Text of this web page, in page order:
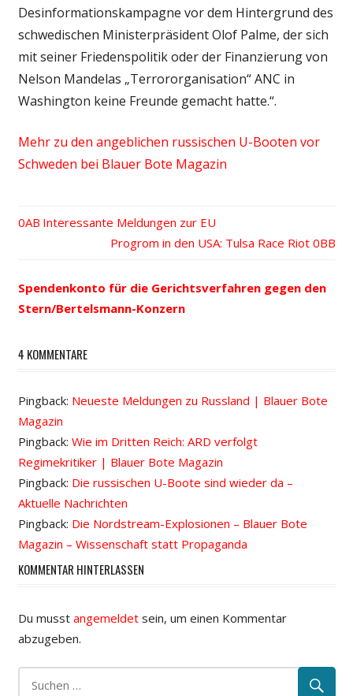
Desinformationskampagne vor dem Hintergrund des
schwedischen Ministerpräsident Olof Palme, der sich
mit seiner Friedenspolitik oder der Finanzierung von
Nelson Mandelas „Terrororganisation“ ANC in
Washington keine Freunde gemacht hatte.“.
Mehr zu den angeblichen russischen U-Booten vor
Schweden bei Blauer Bote Magazin
Vorheriger
Interessante Meldungen zur EU
Nächster
Progrom in den USA: Tulsa Race Riot
Spendenkonto für die Gerichtsverfahren gegen den
Stern/Bertelsmann-Konzern
4 KOMMENTARE
Pingback: Neueste Meldungen zu Russland | Blauer Bote
Magazin
Pingback: Wie im Dritten Reich: ARD verfolgt
Regimekritiker | Blauer Bote Magazin
Pingback: Die russischen U-Boote sind wieder da –
Aktuelle Nachrichten
Pingback: Die Nordstream-Explosionen – Blauer Bote
Magazin – Wissenschaft statt Propaganda
KOMMENTAR HINTERLASSEN
Du musst angemeldetsein, um einen Kommentar
abzugeben.